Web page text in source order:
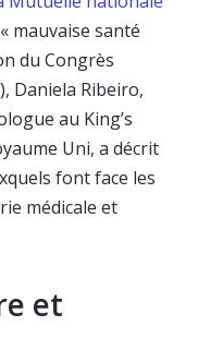
mauvaise santé
du Congrès
Daniela Ribeiro,
au King’s
Uni, a décrit
font face les
médicale et
et